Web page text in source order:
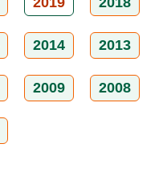
2014 2013
2009 2008